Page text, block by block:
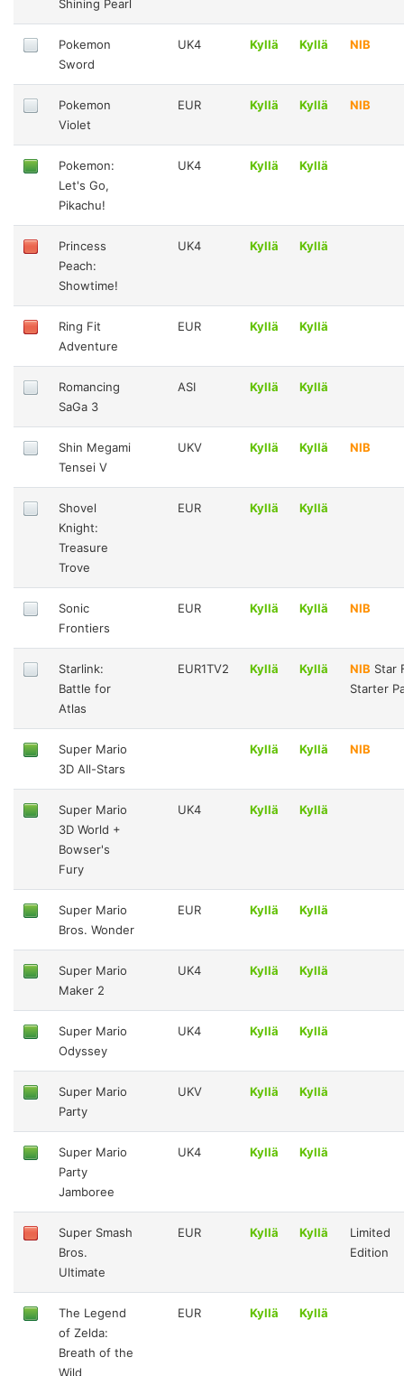
Shining Pearl
Pokemon
Sword
UK4 Kyllä Kyllä NIB
Pokemon
Violet
EUR Kyllä Kyllä NIB
Pokemon:
Let's Go,
Pikachu!
UK4 Kyllä Kyllä
Princess
Peach:
Showtime!
UK4 Kyllä Kyllä
Ring Fit
Adventure
EUR Kyllä Kyllä
Romancing
SaGa 3
ASI Kyllä Kyllä
Shin Megami
Tensei V
UKV Kyllä Kyllä NIB
Shovel
Knight:
Treasure
Trove
EUR Kyllä Kyllä
Sonic
Frontiers
EUR Kyllä Kyllä NIB
Starlink:
Battle for
Atlas
EUR1TV2 Kyllä Kyllä NIB Star
Starter
Super Mario
3D All-Stars
Kyllä Kyllä NIB
Super Mario
3D World +
Bowser's
Fury
UK4 Kyllä Kyllä
Super Mario
Bros. Wonder
EUR Kyllä Kyllä
Super Mario
Maker 2
UK4 Kyllä Kyllä
Super Mario
Odyssey
UK4 Kyllä Kyllä
Super Mario
Party
UKV Kyllä Kyllä
Super Mario
Party
Jamboree
UK4 Kyllä Kyllä
Super Smash
Bros.
Ultimate
EUR Kyllä Kyllä
Limited
Edition
The Legend
of Zelda:
Breath of the
Wild
EUR Kyllä Kyllä